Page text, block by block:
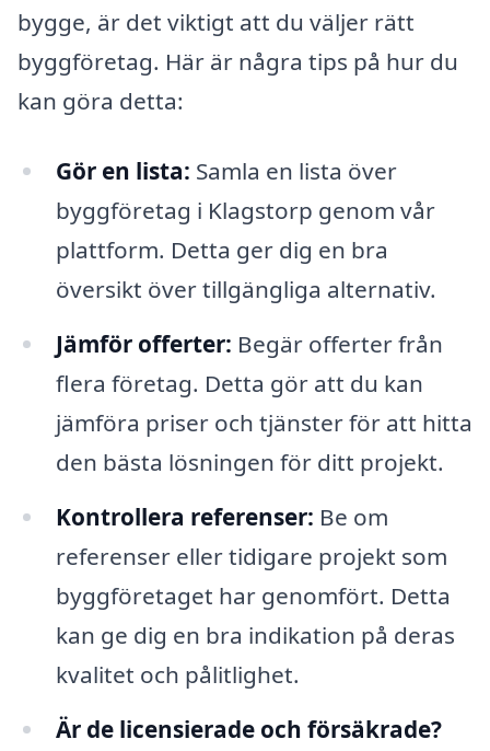
bygge, är det viktigt att du väljer rätt
byggföretag. Här är några tips på hur du
kan göra detta:
Gör en lista: Samla en lista över
byggföretag i Klagstorp genom vår
plattform. Detta ger dig en bra
översikt över tillgängliga alternativ.
Jämför offerter: Begär offerter från
flera företag. Detta gör att du kan
jämföra priser och tjänster för att hitta
den bästa lösningen för ditt projekt.
Kontrollera referenser: Be om
referenser eller tidigare projekt som
byggföretaget har genomfört. Detta
kan ge dig en bra indikation på deras
kvalitet och pålitlighet.
Är de licensierade och försäkrade?